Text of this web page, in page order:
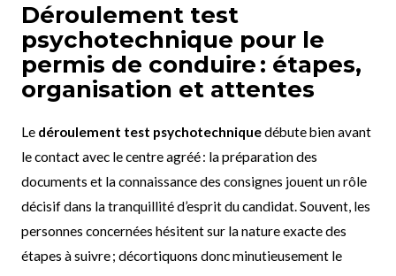
Déroulement test
psychotechnique pour le
permis de conduire : étapes,
organisation et attentes
Le déroulement test psychotechniquedébute bien avant
le contact avec le centre agréé : la préparation des
documents et la connaissance des consignes jouent un rôle
décisif dans la tranquillité d’esprit du candidat. Souvent, les
personnes concernées hésitent sur la nature exacte des
étapes à suivre ; décortiquons donc minutieusement le